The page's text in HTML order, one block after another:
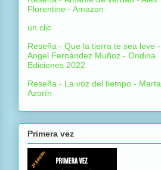
Florentine - Amazon
un clic
Reseña - Que la tierra te sea leve -
Angel Fernández Muñoz - Ondina
Ediciones 2022
Reseña - La voz del tiempo - Marta
Azorín
Primera vez